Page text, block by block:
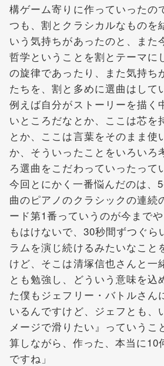
構ゲーム寄りに作っていったの
つも、割とクラシカルなものを
いう気持ちがあったのと、また
哲学ということを割とテーマに
の旋律であったり、また気持ち
たちを、割と多めに選曲はして
例えば自分がストーリーを描く
いところだなとか、ここは芯を
とか、ここは言葉をそのまま使
か、そういったことをいろいろ
ろ選曲をこだわっていったって
今回とにかく一番悩んだのは、
曲のピアノのクラシックの連続
ード第1番っていうのが今まで
もはけないで、30秒間ずつぐら
ラムを演じ続けるみたいなこと
けど、そこは清塚信也さんと一
とも勉強し、どういう意味を込
た僕もジェフリー・バトルさん
いるんですけど、ジェフとも、
メージで滑りたい』っていうこ
算しながら、作った、本当に10
ですね」